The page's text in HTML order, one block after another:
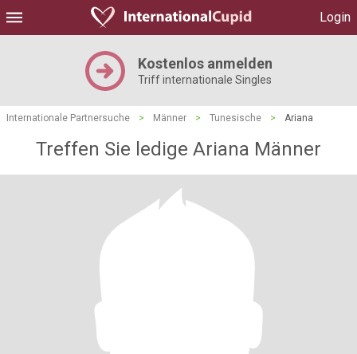
Login
Kostenlos anmelden
Triff internationale Singles
Internationale Partnersuche > Männer > Tunesische > Ariana
Treffen Sie ledige Ariana Männer